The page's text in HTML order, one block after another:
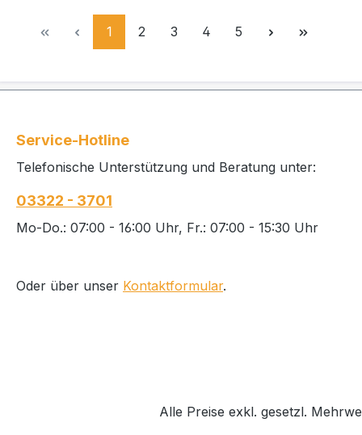
auf
und
Seite
1 Seite
2 Seite
3 Seite
4 Seite
5
Service-Hotline
Telefonische Unterstützung und Beratung unter:
03322 - 3701
Mo-Do.: 07:00 - 16:00 Uhr, Fr.: 07:00 - 15:30 Uhr
Oder über unser Kontaktformular.
Alle Preise exkl. gesetzl.